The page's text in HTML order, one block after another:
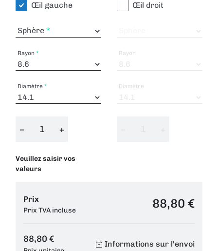
Œil gauche
Sphère
Rayon
Diamètre
− +
Veuillez saisir vos
valeurs
Œil droit
Rayon
Diamètre
Prix
Prix TVA incluse 88,80 €
88,80 € Informations sur l'envoi